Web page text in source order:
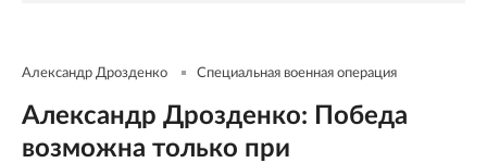
Александр Дрозденко Специальная военная операция
Александр Дрозденко: Победа
возможна только при